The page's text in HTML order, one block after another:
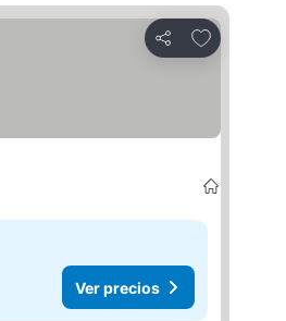
Compartir
Agregar a
Ver precios